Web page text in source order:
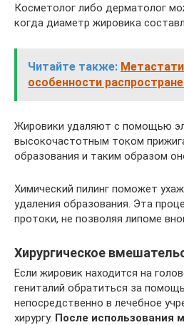
Косметолог либо дерматолог
когда диаметр жировика
Читайте также:
особенности
Жировики удаляют с помощью
высокочастотным током
образования и таким образом
Химический пилинг поможет
удаления образования. Эта
протоки, не позволяя липоме
Хирургическое
Если жировик находится на
гениталий обратиться за
непосредственно в лечебное
хирургу. После использования